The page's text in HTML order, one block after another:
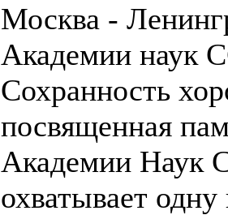
Москва -
Академии наук
Сохранность
посвященная
Академии Наук
охватывает